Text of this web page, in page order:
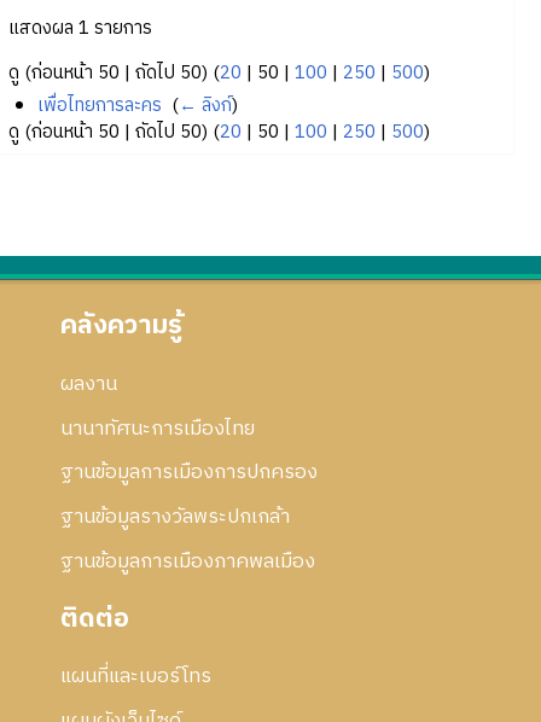
แสดงผล 1 รายการ
ดู (ก่อนหน้า 50 | ถัดไป 50) (20 | 50 | 100 | 250 | 500)
เพื่อไทยการละคร (← ลิงก์)
ดู (ก่อนหน้า 50 | ถัดไป 50) (20 | 50 | 100 | 250 | 500)
คลังความรู้
ผลงาน
นานาทัศนะการเมืองไทย
ฐานข้อมูลการเมืองการปกครอง
ฐานข้อมูลรางวัลพระปกเกล้า
ฐานข้อมูลการเมืองภาคพลเมือง
ติดต่อ
แผนที่และเบอร์โทร